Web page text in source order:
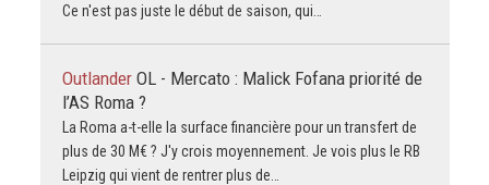
Ce n'est pas juste le début de saison, qui…
Outlander OL - Mercato : Malick Fofana priorité de
l’AS Roma ?
La Roma a-t-elle la surface financière pour un transfert de
plus de 30 M€ ? J'y crois moyennement. Je vois plus le RB
Leipzig qui vient de rentrer plus de…